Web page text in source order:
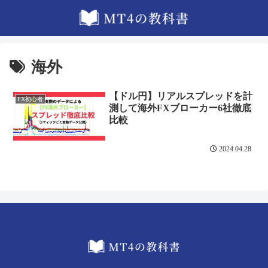
海外
FX初心者
【ドル円】リアルスプレッドを計
測して海外FXブローカー6社徹底
比較
2024.04.28